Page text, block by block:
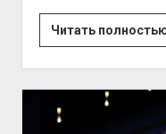
Читать